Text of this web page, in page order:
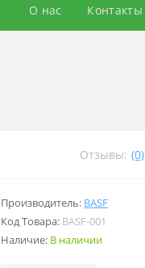
О нас Контакты
Отзывы: (0)
Производитель: BASF
Код Товара: BASF-001
Наличие: В наличии